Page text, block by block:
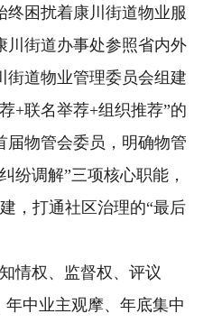
困扰着康川街道物业服
川街道办事处参照省内外
街道物业管理委员会组建
+联名举荐+组织推荐”的
届物管会委员，明确物管
纷调解”三项核心职能，
，打通社区治理的“最后
权、监督权、评议
中业主观摩、年底集中